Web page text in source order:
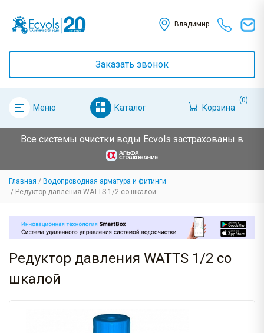
Владимир
Заказать звонок
Меню Каталог Корзина
(0)
Все системы очистки воды Ecvols застрахованы в
Главная
Водопроводная арматура и фитинги
Редуктор давления WATTS 1/2 со шкалой
Редуктор давления WATTS 1/2 со
шкалой